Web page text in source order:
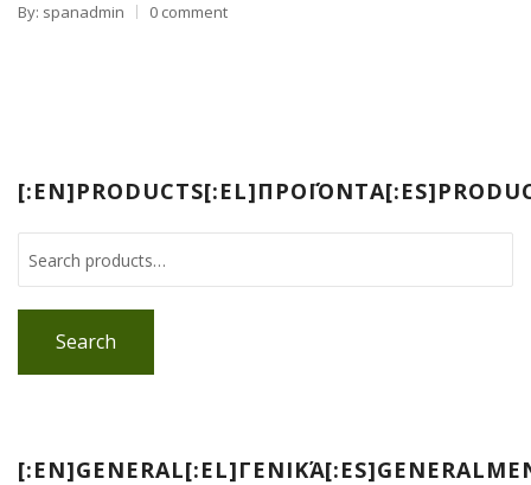
By: spanadmin 0 comment
Search